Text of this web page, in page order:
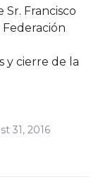
Sr. Francisco
Federación
y cierre de la
31, 2016